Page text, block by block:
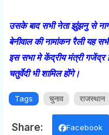
उसके बाद सभी नेता झुंझनु से
बेनीवाल की नामांकन रैली यह
इस सभा मे केंद्रीय मंत्री गजेंद्र
चतुर्वेदी भी शामिल होंगे।
Tags चुनाव राजस्थान
Facebook